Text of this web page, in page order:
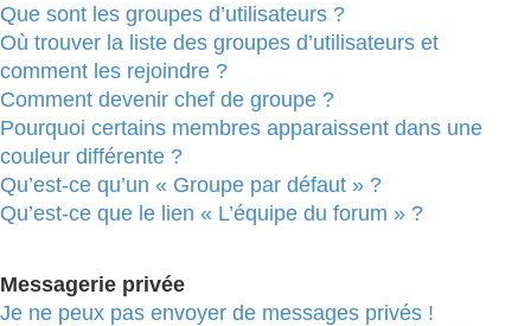
Que sont les groupes d’utilisateurs ?
Où trouver la liste des groupes d’utilisateurs et
comment les rejoindre ?
Comment devenir chef de groupe ?
Pourquoi certains membres apparaissent dans une
couleur différente ?
Qu’est-ce qu’un « Groupe par défaut » ?
Qu’est-ce que le lien « L’équipe du forum » ?
Messagerie privée
Je ne peux pas envoyer de messages privés !